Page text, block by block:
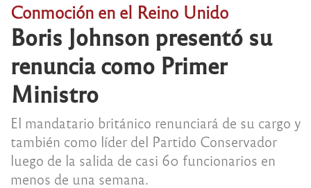
Conmoción en el Reino Unido
Boris Johnson presentó su
renuncia como Primer
Ministro
El mandatario británico renunciará de su cargo y
también como líder del Partido Conservador
luego de la salida de casi 60 funcionarios en
menos de una semana.